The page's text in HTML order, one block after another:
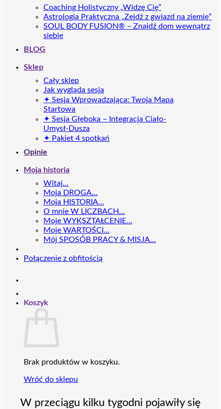
Coaching Holistyczny „Widzę Cię”
Astrologia Praktyczna „Zejdź z gwiazd na ziemię”
SOUL BODY FUSION® – Znajdź dom wewnątrz
siebie
BLOG
Sklep
Cały sklep
Jak wygląda sesja
✦ Sesja Wprowadzająca: Twoja Mapa
Startowa
✦ Sesja Głęboka – Integracja Ciało-
Umysł-Dusza
✦ Pakiet 4 spotkań
Opinie
Moja historia
Witaj…
Moja DROGA…
Moja HISTORIA…
O mnie W LICZBACH…
Moje WYKSZTAŁCENIE…
Moje WARTOŚCI…
Mój SPOSÓB PRACY & MISJA…
Połączenie z obfitością
Koszyk
Brak produktów w koszyku.
Wróć do sklepu
W przeciągu kilku tygodni pojawiły się